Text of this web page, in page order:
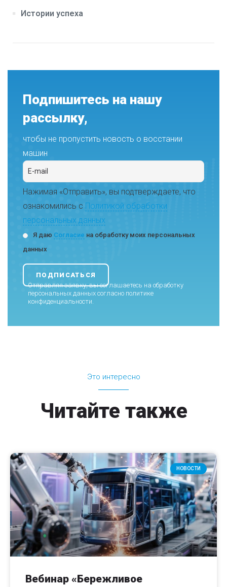
Истории успеха
Подпишитесь на нашу
рассылку,
чтобы не пропустить новость о восстании
машин
Нажимая «Отправить», вы подтверждаете, что
ознакомились с Политикой обработки
персональных данных
Я даю Согласие на обработку моих персональных
данных
Отправляя заявку, вы соглашаетесь на обработку
персональных данных согласно политике
конфиденциальности.
Это интересно
Читайте также
НОВОСТИ
Вебинар «Бережливое